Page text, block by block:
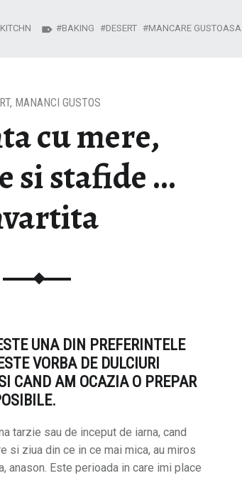
cu mere,
si stafide …
, MANANCI GUSTOS
UNA DIN PREFERINTELE
VORBA DE DULCIURI
CAND AM OCAZIA O PREPAR
tarzie sau de inceput de iarna, cand
si ziua din ce in ce mai mica, au miros
anason. Este perioada in care imi place
BAKING DESERT MANCARE GUSTOASA